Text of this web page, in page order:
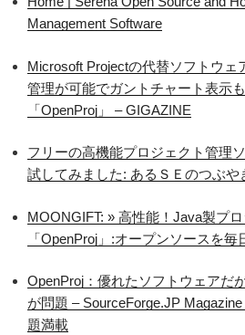
Management Software
Microsoft Projectの代替ソフトウェ
管理が可能でガントチャート表示
「OpenProj」 – GIGAZINE
フリーの高機能プロジェクト管理
試してみました: あるＳＥのつぶや
MOONGIFT: » 高性能！Java製プ
「OpenProj」:オープンソースを毎
OpenProj：優れたソフトウェアだ
が問題 – SourceForge.JP
題満載